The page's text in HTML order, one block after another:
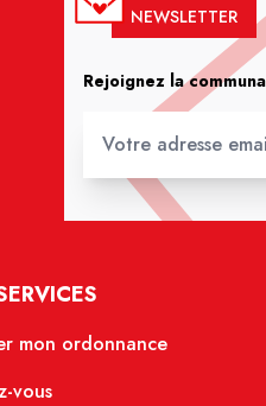
NEWSLETTER
Rejoignez la
mon ordonnance
vous